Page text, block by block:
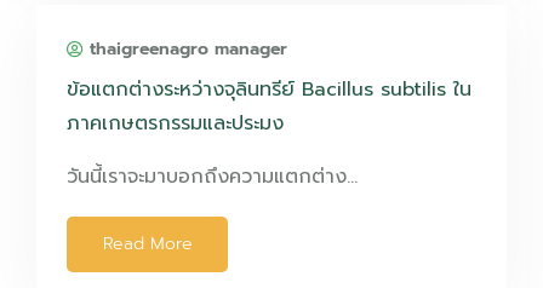
thaigreenagro manager
ข้อแตกต่างระหว่างจุลินทรีย์ Bacillus subtilis ใน
ภาคเกษตรกรรมและประมง
วันนี้เราจะมาบอกถึงความแตกต่าง…
Read More